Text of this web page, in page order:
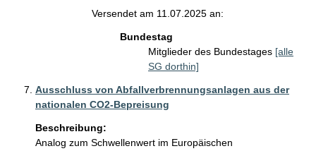
Versendet am 11.07.2025 an:
Bundestag
Mitglieder des Bundestages [alle
SG dorthin]
Ausschluss von Abfallverbrennungsanlagen aus der
nationalen CO2-Bepreisung
Beschreibung:
Analog zum Schwellenwert im Europäischen